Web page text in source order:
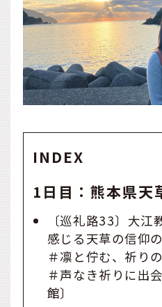
INDEX
1日目：熊本県天
〔巡礼路33〕大
感じる天草の信仰
＃凛と佇む、祈り
＃声なき祈りに出
館〕